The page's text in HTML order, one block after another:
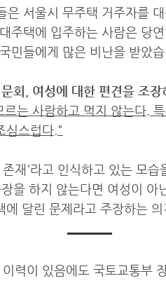
은 서울시 무주택 거주자를
주택에 입주하는 사람은 당
민들에게 많은 비난을 받았
회, 여성에 대한 편견을 조장
는 사람하고 먹지 않는다.
심스럽다."
재'라고 인식하고 있는 모습
을 하지 않는다면 여성이 아
달린 문제라고 주장하는
력이 있음에도 국토교통부